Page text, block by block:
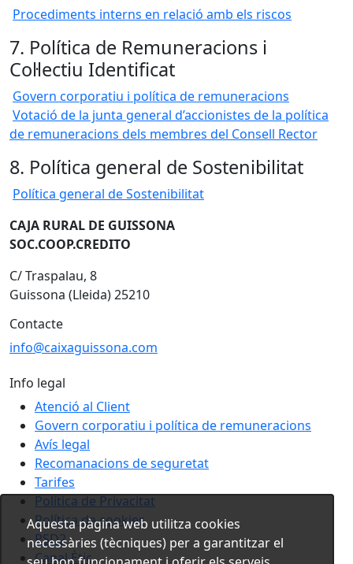
Procediments interns en relació amb els riscos
7. Política de Remuneracions i
Col·lectiu Identificat
Govern corporatiu i política de remuneracions
Votació de la junta general d’accionistes de la política
de remuneracions dels membres del Consell Rector
8. Política general de Sostenibilitat
Política general de Sostenibilitat
CAJA RURAL DE GUISSONA
SOC.COOP.CREDITO
C/ Traspalau, 8
Guissona (Lleida) 25210
Contacte
info@caixaguissona.com
Info legal
Atenció al Client
Govern corporatiu i política de remuneracions
Avís legal
Recomanacions de seguretat
Tarifes
Política de Privacitat
Política de cookies
PSD2
Canal Ètic
Aquesta pàgina web utilitza cookies
necessàries (tècniques) per a garantitzar el